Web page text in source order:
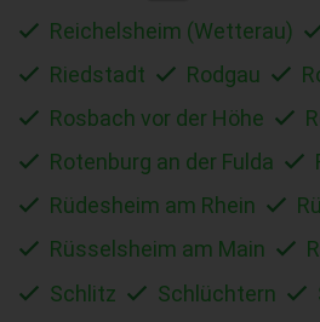
Reichelsheim (Wetterau)
Riedstadt
Rodgau
Rosbach vor der Höhe
Rotenburg an der Fulda
Rüdesheim am Rhein
Rüsselsheim am Main
Schlitz Schlüchtern